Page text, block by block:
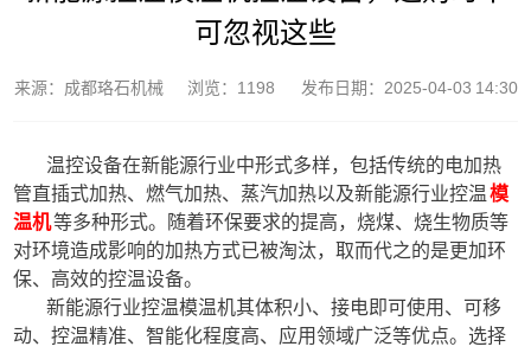
可忽视这些
来源：成都珞石机械 浏览：1198 发布日期：2025-04-03 14:30
温控设备在新能源行业中形式多样，包括传统的电加热
管直插式加热、燃气加热、蒸汽加热以及新能源行业控温模
温机等多种形式。随着环保要求的提高，烧煤、烧生物质等
对环境造成影响的加热方式已被淘汰，取而代之的是更加环
保、高效的控温设备。
新能源行业控温模温机其体积小、接电即可使用、可移
动、控温精准、智能化程度高、应用领域广泛等优点。选择